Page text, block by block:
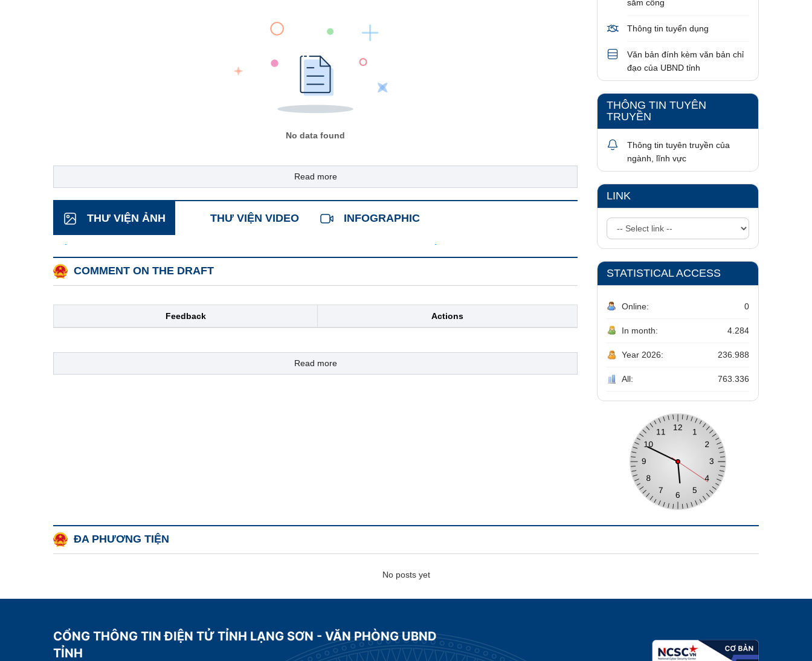
No data found
Read more
THƯ VIỆN ẢNH THƯ VIỆN VIDEO INFOGRAPHIC
COMMENT ON THE DRAFT
Feedback Actions
Read more
sắm công
Thông tin tuyển dụng
Văn bản đính kèm văn bản chỉ
đạo của UBND tỉnh
THÔNG TIN TUYÊN
TRUYỀN
Thông tin tuyên truyền của
ngành, lĩnh vực
LINK
STATISTICAL ACCESS
Online: 0
In month: 4.284
Year 2026: 236.988
All: 763.336
ĐA PHƯƠNG TIỆN
No posts yet
CỔNG THÔNG TIN ĐIỆN TỬ TỈNH LẠNG SƠN - VĂN PHÒNG UBND
TỈNH